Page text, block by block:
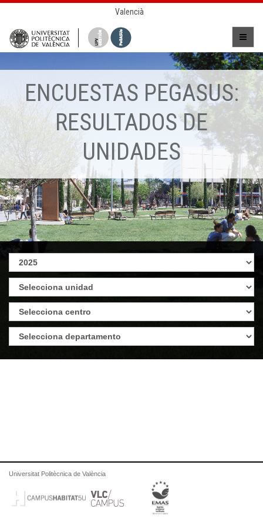
Valencià
ENCUESTAS PEGASUS:
RESULTADOS DE
UNIDADES
Universitat Politècnica de València